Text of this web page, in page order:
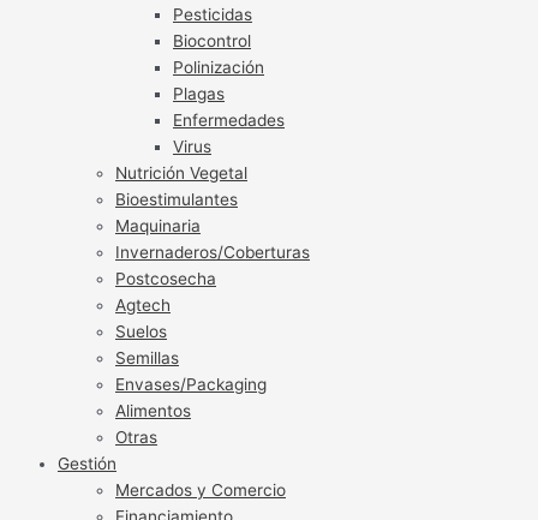
Pesticidas
Biocontrol
Polinización
Plagas
Enfermedades
Virus
Nutrición Vegetal
Bioestimulantes
Maquinaria
Invernaderos/Coberturas
Postcosecha
Agtech
Suelos
Semillas
Envases/Packaging
Alimentos
Otras
Gestión
Mercados y Comercio